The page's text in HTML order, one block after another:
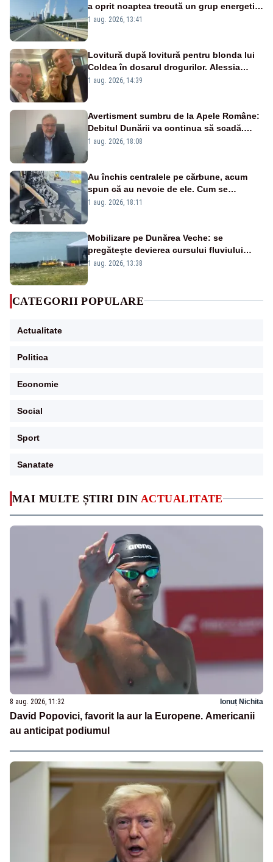
MAI MULTE ȘTIRI DIN ACTUALITATE
8 aug. 2026, 11:32 Ionuț Nichita
David Popovici, favorit la aur la Europene. Americanii
au anticipat podiumul
a oprit noaptea trecută un grup energetic
de la Rovinari
1 aug. 2026, 13:41
Lovitură după lovitură pentru blonda lui
Coldea în dosarul drogurilor. Alessia
Păcuraru explică decizia magistraților
1 aug. 2026, 14:39
Avertisment sumbru de la Apele Române:
Debitul Dunării va continua să scadă.
Cernavodă s-ar putea închide în 4 zile
1 aug. 2026, 18:08
Au închis centralele pe cărbune, acum
spun că au nevoie de ele. Cum se
pasează vina în plină criză energetică
1 aug. 2026, 18:11
Mobilizare pe Dunărea Veche: se
pregătește devierea cursului fluviului
către Cernavodă – VIDEO
1 aug. 2026, 13:38
CATEGORII POPULARE
Actualitate
Politica
Economie
Social
Sport
Sanatate